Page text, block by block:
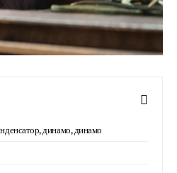
динамо, динамо